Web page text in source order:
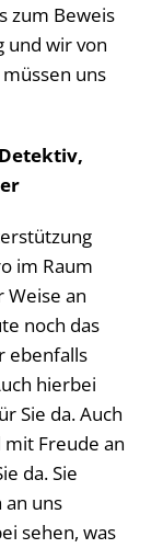
zum Beweis
und wir von
uns
im Raum
Weise an
noch das
ebenfalls
hierbei
Sie da. Auch
Freude an
da. Sie
uns
sehen, was